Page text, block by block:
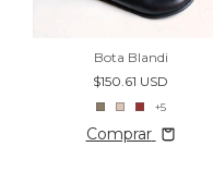
Bota Blandi
$150.61 USD
+5
Comprar